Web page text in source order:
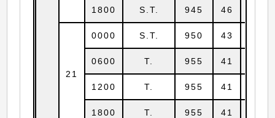
1800 S.T. 945 46
21
0000 S.T. 950 43
0600 T. 955 41
1200 T. 955 41
1800 T. 955 41